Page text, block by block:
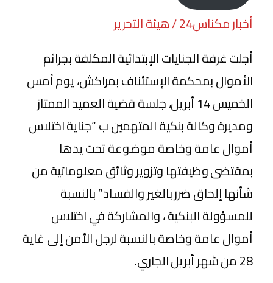
أخبار مكناس24 / هيئة التحرير
أجلت غرفة الجنايات الإبتدائية المكلفة بجرائم
الأموال بمحكمة الإستئناف بمراكش، يوم أمس
الخميس 14 أبريل، جلسة قضية العميد الممتاز
ومديرة وكالة بنكية المتهمين ب “جناية اختلاس
أموال عامة وخاصة موضوعة تحت يدها
بمقتضى وظيفتها وتزوير وثائق معلوماتية من
شأنها إلحاق ضرر بالغير والفساد” بالنسبة
للمسؤولة البنكية ، والمشاركة في اختلاس
أموال عامة وخاصة بالنسبة لرجل الأمن إلى غاية
28 من شهر أبريل الجاري.